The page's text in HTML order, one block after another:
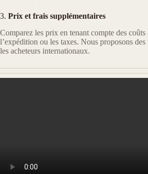
3. Prix et frais supplémentaires
Comparez les prix en tenant compte des coûts
l’expédition ou les taxes. Nous proposons
les acheteurs internationaux.